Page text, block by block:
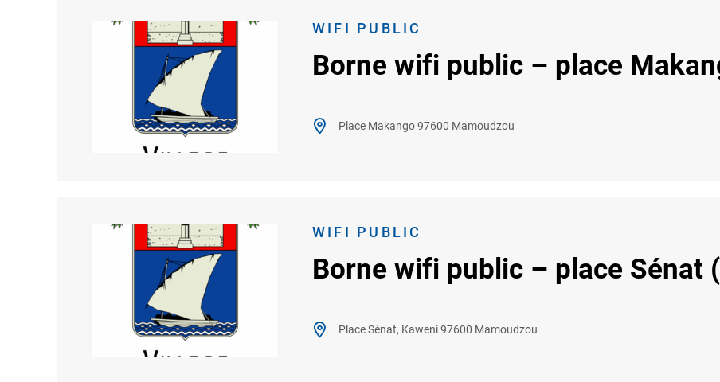
WIFI PUBLIC
Borne wifi public – place
Place Makango 97600 Mamoudzou
WIFI PUBLIC
Borne wifi public – place Sénat
Place Sénat, Kaweni 97600 Mamoudzou